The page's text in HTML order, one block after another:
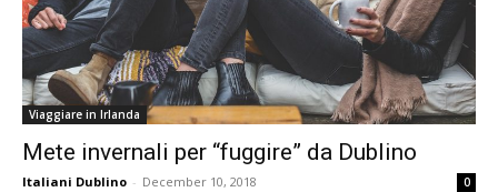
Viaggiare in Irlanda
Mete invernali per “fuggire” da Dublino
Italiani Dublino - December 10, 2018 0